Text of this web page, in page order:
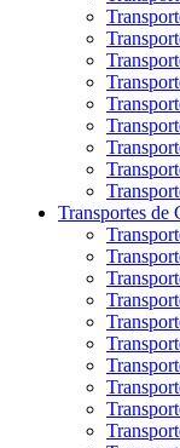
Transportes de